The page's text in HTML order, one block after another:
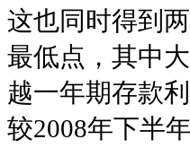
这也同时得到
最低点，其中
越一年期存款
较2008年下半